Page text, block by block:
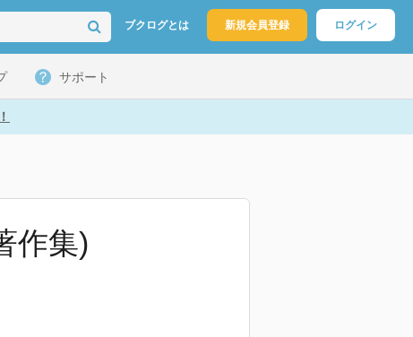
ブクログとは 新規会員登録 ログイン
サポート
作集)